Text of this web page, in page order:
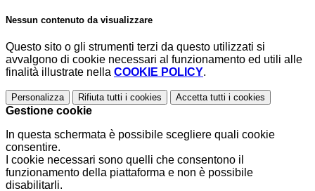
Nessun contenuto da visualizzare
Questo sito o gli strumenti terzi da questo utilizzati si
avvalgono di cookie necessari al funzionamento ed utili alle
finalità illustrate nella COOKIE POLICY.
Personalizza Rifiuta tutti i cookies Accetta tutti i cookies
Gestione cookie
In questa schermata è possibile scegliere quali cookie
consentire.
I cookie necessari sono quelli che consentono il
funzionamento della piattaforma e non è possibile
disabilitarli.